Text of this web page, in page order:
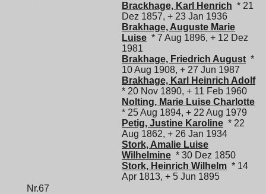
Brackhage, Karl Henrich * 21
Dez 1857, + 23 Jan 1936
Brakhage, Auguste Marie
Luise * 7 Aug 1896, + 12 Dez
1981
Brakhage, Friedrich August *
10 Aug 1908, + 27 Jun 1987
Brakhage, Karl Heinrich Adolf
* 20 Nov 1890, + 11 Feb 1960
Nolting, Marie Luise Charlotte
* 25 Aug 1894, + 22 Aug 1979
Petig, Justine Karoline * 22
Aug 1862, + 26 Jan 1934
Stork, Amalie Luise
Wilhelmine * 30 Dez 1850
Stork, Heinrich Wilhelm * 14
Apr 1813, + 5 Jun 1895
Nr.67